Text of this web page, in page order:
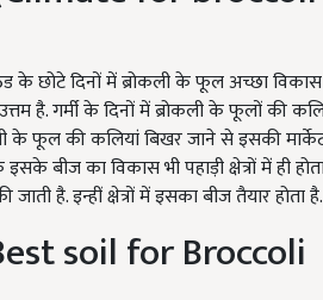
के छोटे दिनों में ब्रोकली के फूल अच्छा
है. गर्मी के दिनों में ब्रोकली के फूलों की
के फूल की कलियां बिखर जाने से इसकी
इसके बीज का विकास भी पहाड़ी क्षेत्रों में ही
है. इन्हीं क्षेत्रों में इसका बीज तैयार होता है.
soil for Broccoli